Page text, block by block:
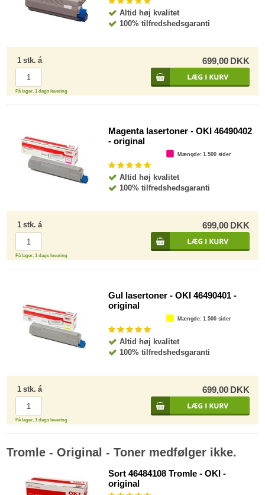
Altid høj kvalitet
100% tilfredshedsgaranti
1 stk. á 699,00 DKK
På lager, 1 dags levering
Magenta lasertoner - OKI 46490402
- original
Mængde: 1.500 sider
Altid høj kvalitet
100% tilfredshedsgaranti
1 stk. á 699,00 DKK
På lager, 1 dags levering
Gul lasertoner - OKI 46490401 -
original
Mængde: 1.500 sider
Altid høj kvalitet
100% tilfredshedsgaranti
1 stk. á 699,00 DKK
På lager, 1 dags levering
Tromle - Original - Toner medfølger ikke.
Sort 46484108 Tromle - OKI -
original